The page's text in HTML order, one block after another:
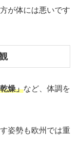
が体には悪いです
燥」など、体調を
姿勢も欧州では重